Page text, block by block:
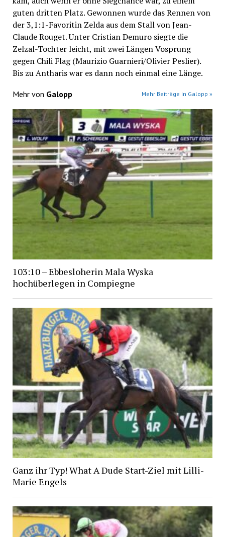
guten dritten Platz. Gewonnen wurde das Rennen von
der 3,1:1-Favoritin Zelda aus dem Stall von Jean-
Claude Rouget. Unter Cristian Demuro siegte die
Zelzal-Tochter leicht, mit zwei Längen Vosprung
gegen Chili Flag (Maurizio Guarnieri/Olivier Peslier).
Bis zu Antharis war es dann noch einmal eine Länge.
Mehr von Galopp Mehr Beiträge in Galopp »
103:10 – Ebbesloherin Mala Wyska
hochüberlegen in Compiegne
Ganz ihr Typ! What A Dude Start-Ziel mit Lilli-
Marie Engels